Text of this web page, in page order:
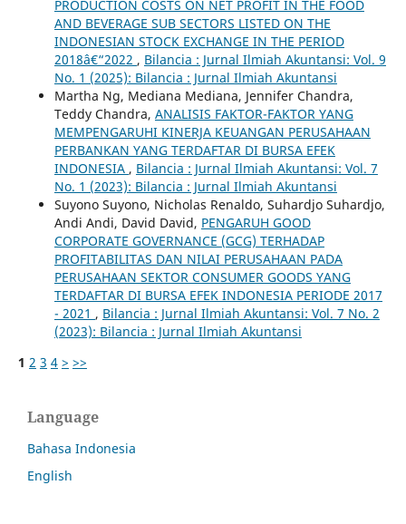
PRODUCTION COSTS ON NET PROFIT IN THE FOOD
AND BEVERAGE SUB SECTORS LISTED ON THE
INDONESIAN STOCK EXCHANGE IN THE PERIOD
2018â€“2022 , Bilancia : Jurnal Ilmiah Akuntansi: Vol. 9
No. 1 (2025): Bilancia : Jurnal Ilmiah Akuntansi
Martha Ng, Mediana Mediana, Jennifer Chandra,
Teddy Chandra, ANALISIS FAKTOR-FAKTOR YANG
MEMPENGARUHI KINERJA KEUANGAN PERUSAHAAN
PERBANKAN YANG TERDAFTAR DI BURSA EFEK
INDONESIA , Bilancia : Jurnal Ilmiah Akuntansi: Vol. 7
No. 1 (2023): Bilancia : Jurnal Ilmiah Akuntansi
Suyono Suyono, Nicholas Renaldo, Suhardjo Suhardjo,
Andi Andi, David David, PENGARUH GOOD
CORPORATE GOVERNANCE (GCG) TERHADAP
PROFITABILITAS DAN NILAI PERUSAHAAN PADA
PERUSAHAAN SEKTOR CONSUMER GOODS YANG
TERDAFTAR DI BURSA EFEK INDONESIA PERIODE 2017
- 2021 , Bilancia : Jurnal Ilmiah Akuntansi: Vol. 7 No. 2
(2023): Bilancia : Jurnal Ilmiah Akuntansi
1 2 3 4 > >>
Language
Bahasa Indonesia
English